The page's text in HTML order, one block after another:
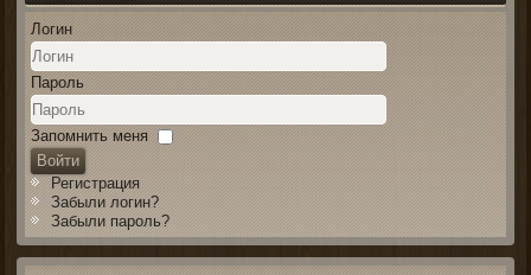
Логин
Пароль
Запомнить меня
Войти
Регистрация
Забыли логин?
Забыли пароль?